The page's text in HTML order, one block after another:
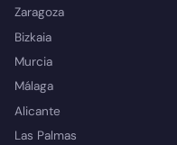
Zaragoza
Bizkaia
Murcia
Málaga
Alicante
Las Palmas